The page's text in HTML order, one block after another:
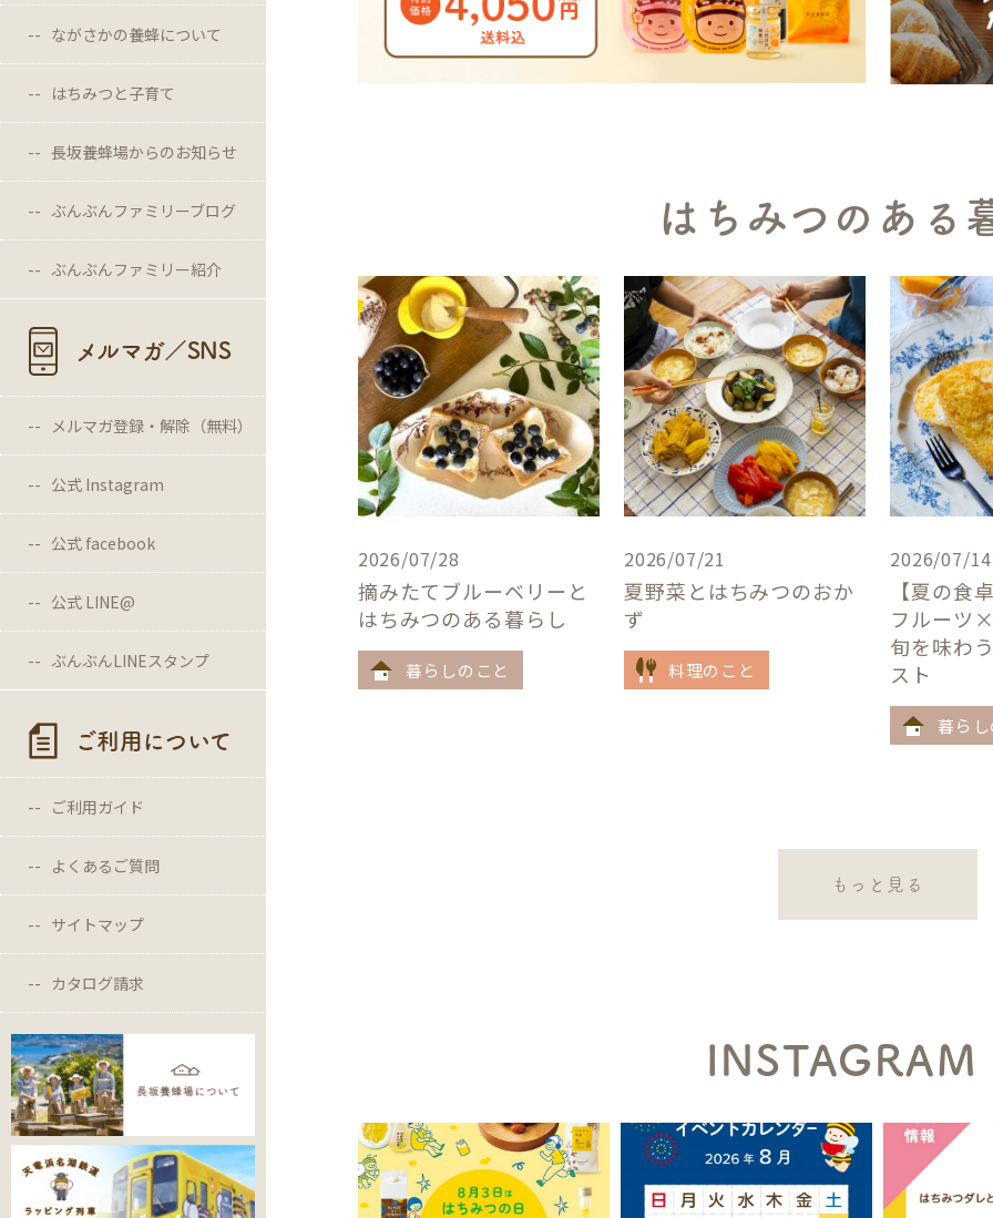
ながさかの養蜂について
はちみつと子育て
長坂養蜂場からのお知らせ
ぶんぶんファミリーブログ
ぶんぶんファミリー紹介
メルマガ／SNS
メルマガ登録・解除（無料）
公式 Instagram
公式 facebook
公式 LINE@
ぶんぶんLINEスタンプ
ご利用について
ご利用ガイド
よくあるご質問
サイトマップ
カタログ請求
はちみつのある
2026/07/28
摘みたてブルーベリーと
はちみつのある暮らし
暮らしのこと
2026/07/21
夏野菜とはちみつのおか
ず
料理のこと
2026/07/14
【夏の食
フルーツ
旬を味わ
スト
暮ら
もっと見る
INSTAGRAM